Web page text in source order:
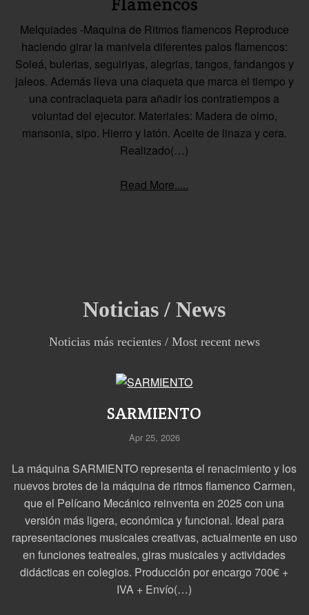
Melquiades -Maquina de Ritmos flamencos Reproduce
haciendo girar la manivela diferentes palos flamencos:
Soleá, bulerias, seguiriyas, alegrias, tangos, fandangos y
jaleos. Además lleva una claqueta que marca el tiempo y
una contraclaqueta para añadir los contratiempos a
voluntad del ejecutor. Materiales: Madera de olmo,
mansonia, sipo. Hierro y latón. Aceite de linaza y cera.
Realizado(…)
Read More.....
Noticias / News
Noticias más recientes / Most recent news
SARMIENTO
Apr 25, 2026
La máquina SARMIENTO representa el renacimiento y los
nuevos brotes de la máquina de ritmos flamenco Carmen,
que el Pelícano Mecánico reinventa en 2025 con una
versión más ligera, económica y funcional. Ideal para
rapresentaciones musicales creativas, actualmente en uso
en funciones teatreales, giras musicales y actividades
didácticas en colegios. Producción por encargo 700€ +
IVA + Envío(…)